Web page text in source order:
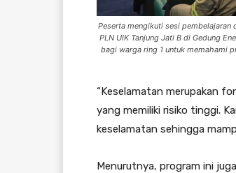
Peserta mengikuti sesi
PLN UIK Tanjung Jati B di Gedung
bagi warga ring 1 untuk memahami
“Keselamatan merupakan
yang memiliki risiko tinggi.
keselamatan sehingga
Menurutnya, program ini